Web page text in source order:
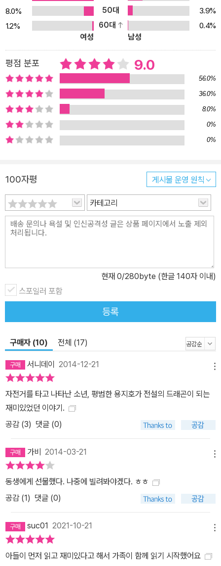
는 ‘왕따’ 문제는 교실에서 일어났지만 학교 밖으로 공간을 확장시키
고 주인공에게 자전거를 태워 허벅지에 통증을 느끼게 함으로써 이야
기를 두세 겹 넓히는 데 성공했다. 주연으로는 한 번도 살아 본 적도
없고, 살아 볼 기회도 없을 것 같은 ‘지질이’ 용지호가 양재천을 주름
잡는 ‘흑룡전설 라이더’가 되기까지, 이 귀여운 영웅담을 완성하기 위
해 작가는 치밀하게 지호의 뒤를 따라가며 스포트라이트를 비춘다.
이 소설이 자신의 평범함과 막연한 존재감에 대해 고민하고 있는 다
수 청소년들의 내적 필요에 응답하는 진짜 청소년소설인 이유가 여기
있다. 자전거에 올라탄 순간, 누구나 전설이 된다 소설의 첫 장면은 양
재천 라이더들 사이에서 ‘흑룡전설 드래곤’으로 불리는 한 녀석에 대
이 호위 비행을 하고, 모세의 기적처럼 양재천의 물길을 가르기도 한
기도 평촌에 사는 중3 남학생 용지호가 드래곤의 본모습이다. 재미없
는 아빠와 간섭 심한 엄마, 말끝마다 신경질을 내는 사춘기 여동생이
하나 있고, 성적은 중간인데 무엇을 좋아하고 잘하는지 모르겠다. 학
힘들다. 친구라고는 개그맨을 꿈꾸는 ‘오밤’이 유일하다. 그동안 청소
년문학이 주로 고등학생들 이야기 위주였던 것에 비해, 『흑룡전설 용
지호』는 남자 중학생의 일상을 다루며 독자층을 넓히고 있다. 마을버
스 파업 때문에 아빠가 회사에서 얻어 온 자전거를 타고 학교에 간 지
고 손재주가 좋아서 치과 의사 하면 잘할 것’이라며 엄마가 등록한 학
서부터 처음으로 자신이 무언가에 소질이 있을지도 모른다는 생각을
한다. 굵어지는 허벅지처럼 지호의 자신감도 날로 늘어간다. 특히 앞
서가는 라이더들을 따라잡는 달밤의 레이스를 펼치며 즐거움에 젖는
다. 길 위에서 라이더들과도 친분을 쌓기 시작한다. 고등학교를 중퇴
하고 묘기 자전거라는 BMX를 타는 ‘스텔스형’을 시작으로, 썰렁한
개그를 일삼는 배불뚝이 ‘꿍따리 아저씨’도 만나고, 작업복과 안전모
를 탄 채 자전거를 타는 ‘하이바 아저씨’도 만난다. 서로 이름도, 나이
도, 직업도 모르고 각자 타는 자전거의 가격도 다르지만 이들은 함께
모여 달리고 수다 떠는 것만으로 즐겁다. 별다른 이유 없이도, 그저 좋
아서 만나다 보니 거의 매일 ‘무지개다리’밑에서 모이는 하나의 모임
여 준 자전거는 지호의 모든 것을 함께하며 비밀스러운 대화를 나누
는 단짝 친구가 된다. ‘지질이’와 ‘전설의 흑룡’ 사이, 지호는 한 뼘 더
자란다 김진경 작가는 계급적 관계, 직업적 관계, 학연 지연 같은 고정
8.0%
50대
3.9%
1.2%
60대
0.4%
여성
남성
평점 분포 9.0
56.0%
36.0%
8.0%
0%
0%
100자평 게시물 운영 원칙
카테고리
현재 0/280byte (한글 140자 이내)
스포일러 포함
등록
구매자 (10) 전체 (17)
서니데이 2014-12-21
자전거를 타고 나타난 소년, 평범한 용지호가 전설의 드래곤이 되는
재미있었던 이야기.
공감 (3) 댓글 (0)
가비 2014-03-21
동생에게 선물했다. 나중에 빌려봐야겠다. ㅎㅎ
공감 (1) 댓글 (0)
suc01 2021-10-21
아들이 먼저 읽고 재미있다고 해서 가족이 함께 읽기 시작했어요